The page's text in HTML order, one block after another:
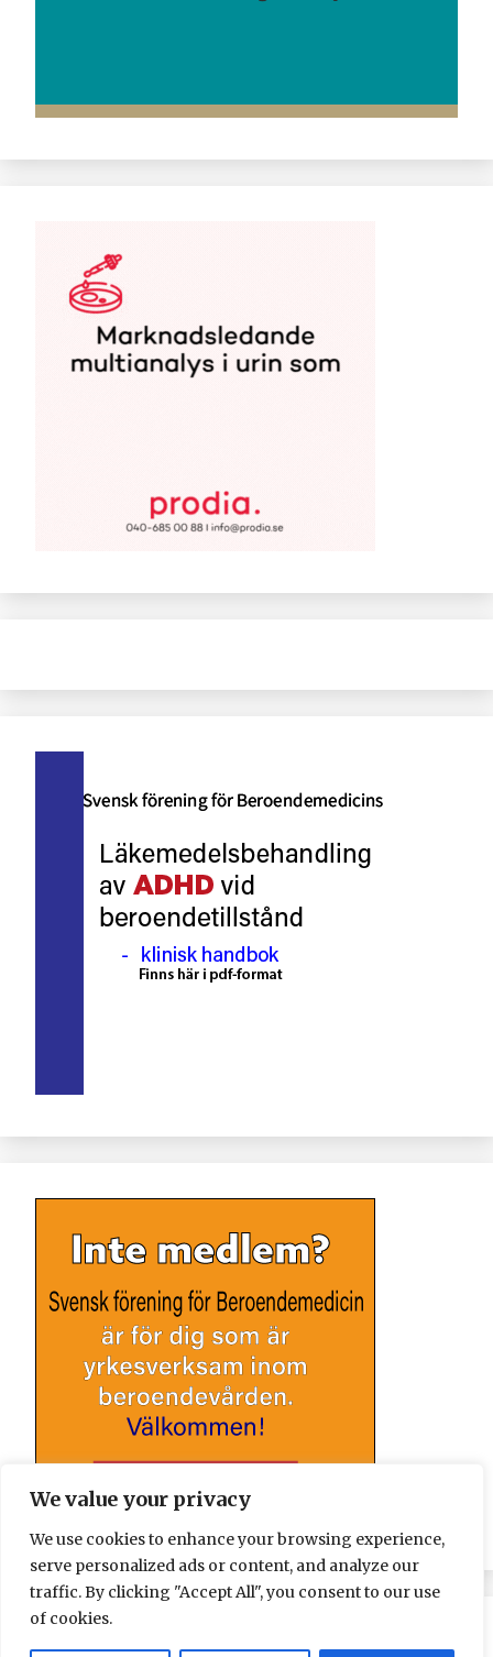
We value your privacy
We use cookies to enhance your browsing experience,
serve personalized ads or content, and analyze our
traffic. By clicking "Accept All", you consent to our use
of cookies.